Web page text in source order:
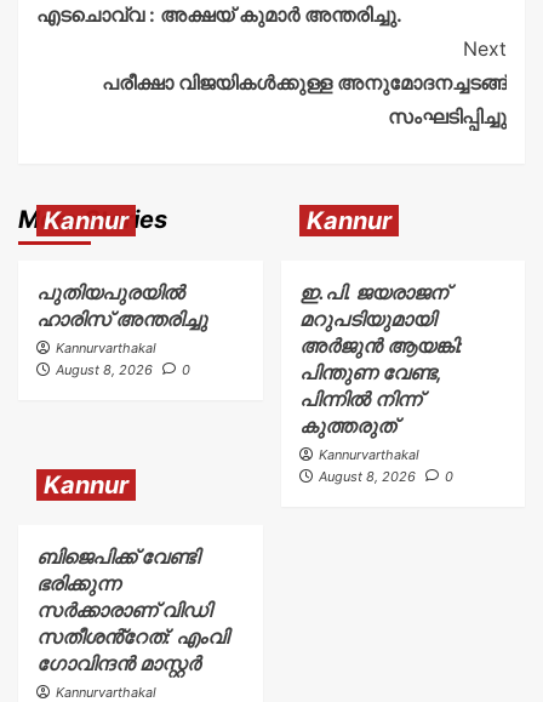
എടചൊവ്വ : അക്ഷയ് കുമാർ അന്തരിച്ചു.
Next
പരീക്ഷാ വിജയികൾക്കുള്ള അനുമോദനച്ചടങ്ങ്
സംഘടിപ്പിച്ചു
More Stories
Kannur
പുതിയപുരയിൽ
ഹാരിസ് അന്തരിച്ചു
Kannurvarthakal
August 8, 2026
0
Kannur
ഇ.പി. ജയരാജന്
മറുപടിയുമായി
അർജുൻ ആയങ്കി:
പിന്തുണ വേണ്ട,
പിന്നിൽ നിന്ന്
കുത്തരുത്
Kannurvarthakal
August 8, 2026
0
Kannur
ബിജെപിക്ക് വേണ്ടി
ഭരിക്കുന്ന
സർക്കാരാണ് വിഡി
സതീശൻ്റേത്: എംവി
ഗോവിന്ദൻ മാസ്റ്റർ
Kannurvarthakal